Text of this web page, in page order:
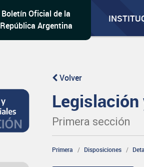
Boletín Oficial de la
República Argentina
Volver
Primera sección
Primera Disposiciones